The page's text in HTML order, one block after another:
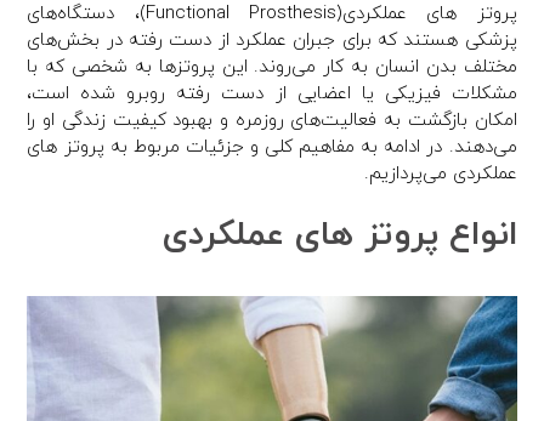
پروتز های عملکردی(Functional Prosthesis)، دستگاه‌های
پزشکی هستند که برای جبران عملکرد از دست رفته در بخش‌های
مختلف بدن انسان به کار می‌روند. این پروتزها به شخصی که با
مشکلات فیزیکی یا اعضایی از دست رفته روبرو شده است،
امکان بازگشت به فعالیت‌های روزمره و بهبود کیفیت زندگی او را
می‌دهند. در ادامه به مفاهیم کلی و جزئیات مربوط به پروتز های
عملکردی می‌پردازیم.
انواع پروتز های عملکردی